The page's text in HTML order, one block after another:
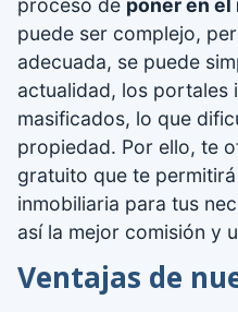
proceso de poner en el
puede ser complejo,
adecuada, se puede
actualidad, los portales
masificados, lo que
propiedad. Por ello, te
gratuito que te
inmobiliaria para tus
así la mejor comisión y
Ventajas de